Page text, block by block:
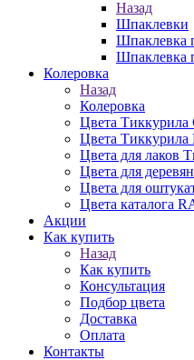
Назад
Шпаклевки
Шпаклевка
Шпаклевка
Колеровка
Назад
Колеровка
Цвета
Цвета Тиккурила
Цвета для лаков
Цвета для
Цвета для
Цвета каталога
Акции
Как купить
Назад
Как купить
Консультация
Подбор цвета
Доставка
Оплата
Контакты